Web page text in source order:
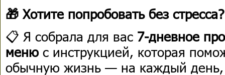
🎁 Хотите попробовать без стресса?
📋 Я собрала для вас 7-дневное
менюс инструкцией, которая
обычную жизнь — на каждый день,